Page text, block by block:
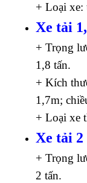
+ Loại xe:
Xe tải
+ Trọng
1,8 tấn.
+ Kích
1,7m;
+ Loại xe
Xe tải 2
+ Trọng
2 tấn.